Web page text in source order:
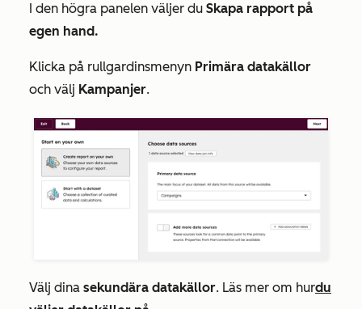
I den högra panelen väljer du Skapa rapport på
egen hand.
Klicka på rullgardinsmenyn Primära datakällor
och välj Kampanjer.
Välj dina sekundära datakällor. Läs mer om hurdu